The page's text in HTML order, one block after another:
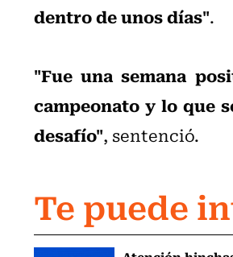
dentro de unos días".
"Fue una semana
campeonato y lo que
desafío", sentenció.
Te puede